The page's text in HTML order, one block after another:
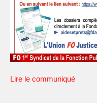
Lire le communiqué